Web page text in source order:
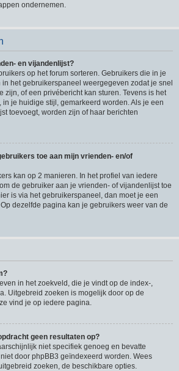
ondernemen.
en vijandenlijst?
op het forum sorteren. Gebruikers die in je
het gebruikerspaneel weergegeven zodat je snel
zijn, of een privébericht kan sturen. Tevens is het
je huidige stijl, gemarkeerd worden. Als je een
toevoegt, worden zijn of haar berichten
toe aan mijn vrienden- en/of
kan op 2 manieren. In het profiel van iedere
de gebruiker aan je vrienden- of vijandenlijst toe
is via het gebruikerspaneel, dan moet je een
dezelfde pagina kan je gebruikers weer van de
in het zoekveld, die je vindt op de index-,
Uitgebreid zoeken is mogelijk door op de
vind je op iedere pagina.
geen resultaten op?
niet specifiek genoeg en bevatte
door phpBB3 geïndexeerd worden. Wees
zoeken, de beschikbare opties.